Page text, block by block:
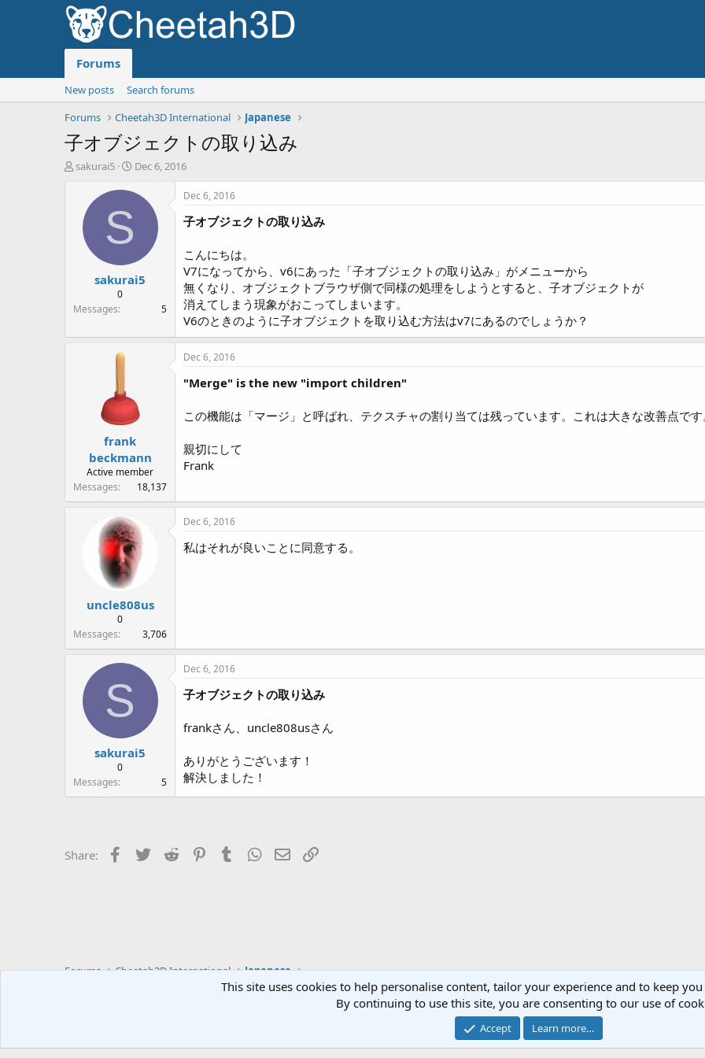
Forums
New posts
Search forums
Forums
Cheetah3D International Japanese
子オブジェクトの取り込み
T
t
r
sakurai5
S
a
t
e
Dec 6, 2016
S
sakurai5
0
Messages
5
Dec 6, 2016
子オブジェクトの取り込み
こんにちは。
V7になってから、v6にあった「子オブジェクトの取り込み」がメニューから
無くなり、オブジェクトブラウザ側で同様の処理をしようとすると、子オブジェクトが
消えてしまう現象がおこってしまいます。
V6のときのように子オブジェクトを取り込む方法はv7にあるのでしょうか？
frank
beckmann
Active member
Messages
18,137
Dec 6, 2016
"Merge" is the new "import children"
この機能は「マージ」と呼ばれ、テクスチャの割り当ては残っています。これは大きな改善点です
親切にして
Frank
uncle808us
0
Messages
3,706
Dec 6, 2016
私はそれが良いことに同意する。
S
sakurai5
0
Messages
5
Dec 6, 2016
子オブジェクトの取り込み
frankさん、uncle808usさん
ありがとうございます！
解決しました！
Share: Facebook
Twitter Reddit PinterestTumblrWhatsApp
Email
Forums Cheetah3D International Japanese
Community platform by XenForo® © 2010-2023 XenForo Ltd.
This site uses cookies to help personalise content, tailor your experience and to keep
By continuing to use this site, you are consenting to our use of
Accept Learn more…